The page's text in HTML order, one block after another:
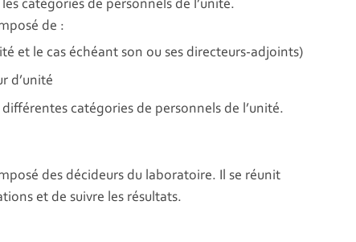
catégories de personnels de l’unité.
de :
et le cas échéant son ou ses directeurs-adjoints)
d’unité
catégories de personnels de l’unité.
des décideurs du laboratoire. Il se réunit
et de suivre les résultats.